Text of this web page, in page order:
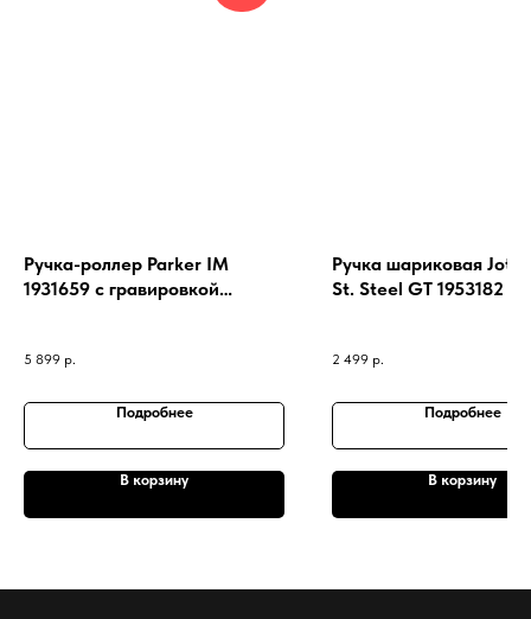
Ручка-роллер Parker IM
1931659 с гравировкой
5 899 р.
Подробнее
В корзину
Ручка шариковая
St. Steel GT 1953182 с
2 499 р.
Подробнее
В корзину